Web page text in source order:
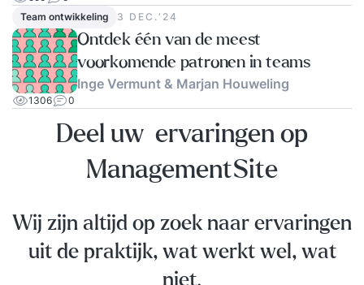
jouw triggers en hoe hiermee om te gaan. - Aan
de hand van jouw casuïstiek oefen je met acteurs
op nieuw gedrag. - Je maakt jouw manifest: je
keuzes en manier van leren na de training in je
eigen context. De training Persoonlijke
communicatie & interactie bestaat uit drie
modules verspreid over drie maanden: twee
modules van drie dagen en één module van twee
trainingsmodules in een conferentieoord.
vanHarte&Lingsma verzorgt de overnachtingen.
Team ontwikkeling
3 DEC.‘24
Ontdek één van de meest
voorkomende patronen in teams
Inge Vermunt & Marjan Houweling
1306 0
Deel uw ervaringen op
ManagementSite
Wij zijn altijd op zoek naar ervaringen
uit de praktijk, wat werkt wel, wat
niet.